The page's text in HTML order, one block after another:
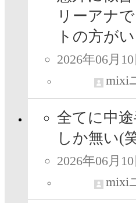
リーアナ
トの方が
2026年06月
mixi
全てに中
しか無い(
2026年06月
mixi